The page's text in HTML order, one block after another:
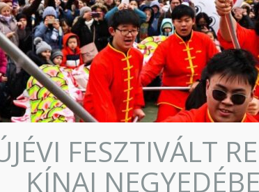
FESZTIVÁLT
KÍNAI